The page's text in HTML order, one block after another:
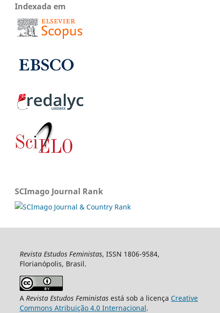
Indexada em
SCImago Journal Rank
Revista Estudos Feministas, ISSN 1806-9584,
Florianópolis, Brasil.
A Revista Estudos Feministasestá sob a licença Creative
Commons Atribuição 4.0 Internacional.